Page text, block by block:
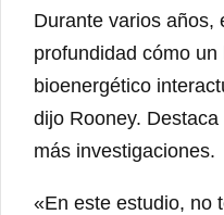
Durante varios años,
profundidad cómo
bioenergético
dijo Rooney.
más investigaciones.
«En este estudio, no